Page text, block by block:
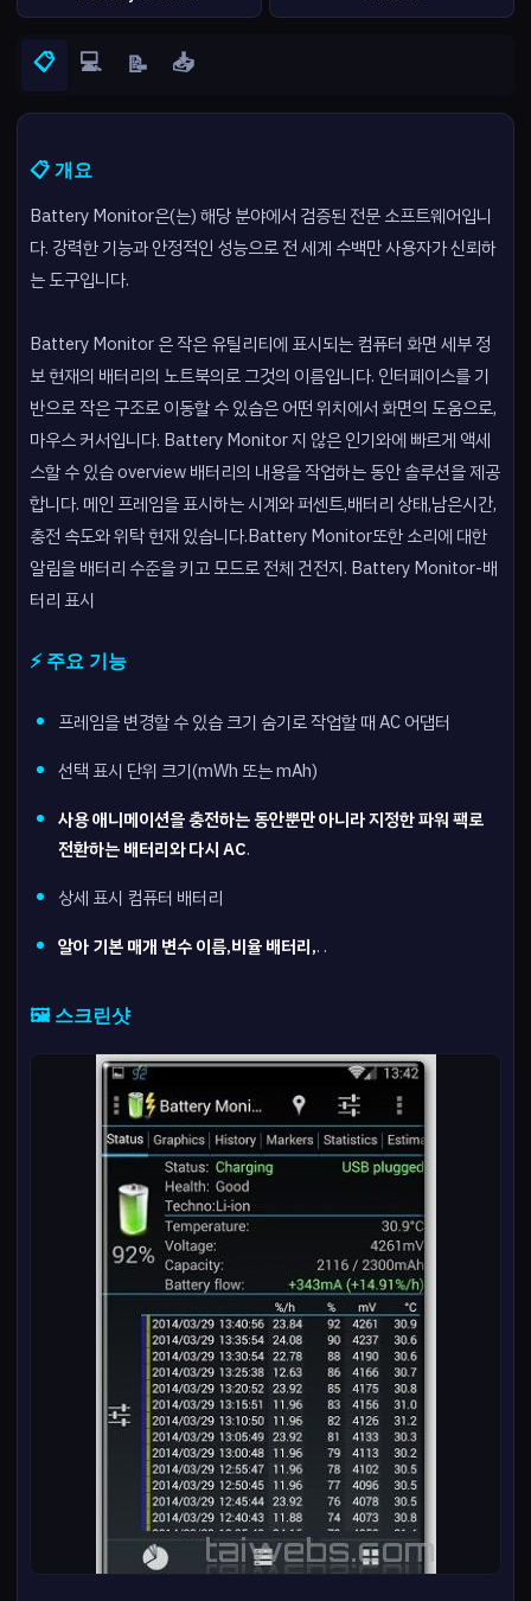
📋 💻 📝 📥
📋 개요
Battery Monitor은(는) 해당 분야에서 검증된 전문 소프트웨어입니
다. 강력한 기능과 안정적인 성능으로 전 세계 수백만 사용자가 신뢰하
는 도구입니다.
Battery Monitor 은 작은 유틸리티에 표시되는 컴퓨터 화면 세부 정
보 현재의 배터리의 노트북의로 그것의 이름입니다. 인터페이스를 기
반으로 작은 구조로 이동할 수 있습은 어떤 위치에서 화면의 도움으로,
마우스 커서입니다. Battery Monitor 지 않은 인기와에 빠르게 액세
스할 수 있습 overview 배터리의 내용을 작업하는 동안 솔루션을 제공
합니다. 메인 프레임을 표시하는 시계와 퍼센트,배터리 상태,남은시간,
충전 속도와 위탁 현재 있습니다.Battery Monitor또한 소리에 대한
알림을 배터리 수준을 키고 모드로 전체 건전지. Battery Monitor-배
터리 표시
⚡ 주요 기능
프레임을 변경할 수 있습 크기 숨기로 작업할 때 AC 어댑터
선택 표시 단위 크기(mWh 또는 mAh)
사용 애니메이션을 충전하는 동안뿐만 아니라 지정한 파워 팩로
전환하는 배터리와 다시 AC.
상세 표시 컴퓨터 배터리
알아 기본 매개 변수 이름,비율 배터리,. .
🖼️ 스크린샷